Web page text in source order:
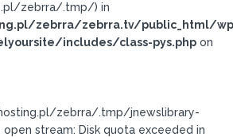
zebrra/.tmp/) in
zebrra/zebrra.tv/public_html/
includes/class-pys.php on
zebrra/.tmp/jnewslibrary-
open stream: Disk quota exceeded in